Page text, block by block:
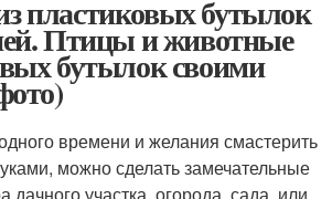
пластиковых бутылок
Птицы и животные
бутылок своими
времени и желания смастерить
можно сделать замечательные
дачного участка, огорода, сада или